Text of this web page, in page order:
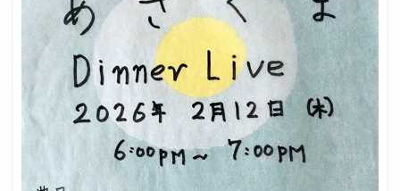
採用トップ
新卒採用
中途採用